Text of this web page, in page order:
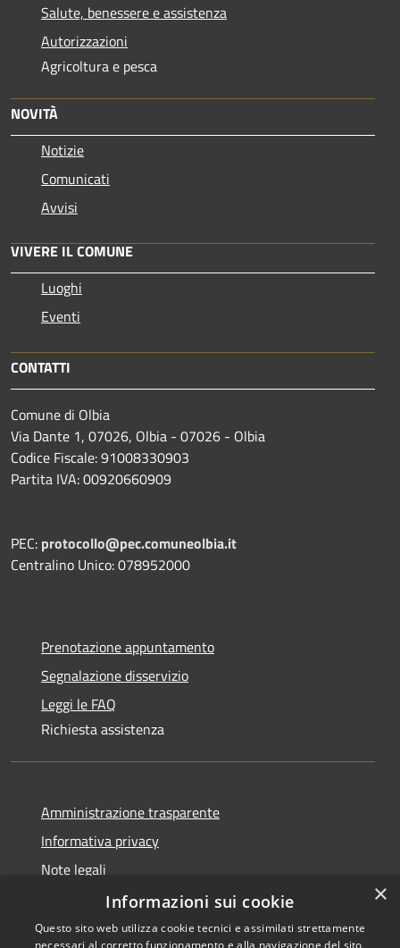
Salute, benessere e assistenza
Autorizzazioni
Agricoltura e pesca
NOVITÀ
Notizie
Comunicati
Avvisi
VIVERE IL COMUNE
Luoghi
Eventi
CONTATTI
Comune di Olbia
Via Dante 1, 07026, Olbia - 07026 - Olbia
Codice Fiscale: 91008330903
Partita IVA: 00920660909
PEC: protocollo@pec.comuneolbia.it
Centralino Unico: 078952000
Prenotazione appuntamento
Segnalazione disservizio
Leggi le FAQ
Richiesta assistenza
Amministrazione trasparente
Informativa privacy
Note legali
Dichiarazione di accessibilità
×
Informazioni sui cookie
Questo sito web utilizza cookie tecnici e assimilati strettamente
necessari al corretto funzionamento e alla navigazione del sito,